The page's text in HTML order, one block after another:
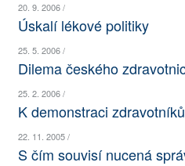
RUBRIKY
PLNÁ VERZE STRÁNEK
20. 9. 2006 /
Úskalí lékové politiky
25. 5. 2006 /
Dilema českého
25. 2. 2006 /
K demonstraci zdravotníků
22. 11. 2005 /
S čím souvisí nucená